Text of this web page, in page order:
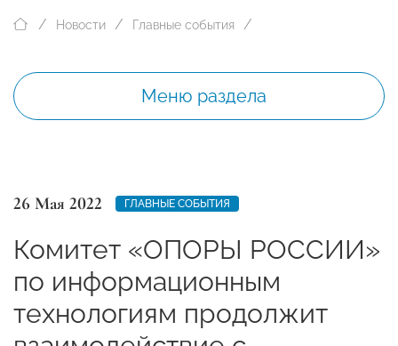
Новости Главные события
Меню раздела
26 Мая 2022 ГЛАВНЫЕ СОБЫТИЯ
Комитет «ОПОРЫ РОССИИ»
по информационным
технологиям продолжит